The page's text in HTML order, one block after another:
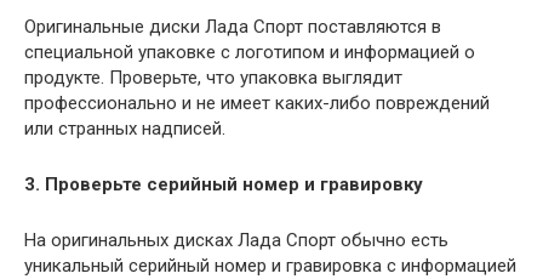
Оригинальные диски Лада Спорт поставляются в
специальной упаковке с логотипом и информацией о
продукте. Проверьте, что упаковка выглядит
профессионально и не имеет каких-либо повреждений
или странных надписей.
3. Проверьте серийный номер и гравировку
На оригинальных дисках Лада Спорт обычно есть
уникальный серийный номер и гравировка с информацией